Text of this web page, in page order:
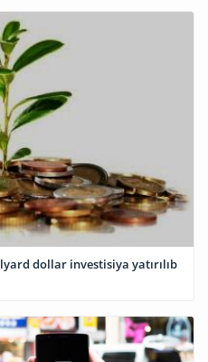
dollar investisiya yatırılıb